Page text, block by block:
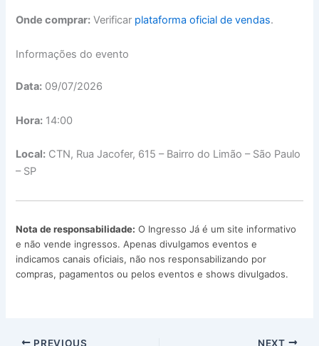
Onde comprar: Verificar plataforma oficial de vendas.
Informações do evento
Data: 09/07/2026
Hora: 14:00
Local: CTN, Rua Jacofer, 615 – Bairro do Limão – São Paulo
– SP
Nota de responsabilidade: O Ingresso Já é um site informativo
e não vende ingressos. Apenas divulgamos eventos e
indicamos canais oficiais, não nos responsabilizando por
compras, pagamentos ou pelos eventos e shows divulgados.
PREVIOUS NEXT